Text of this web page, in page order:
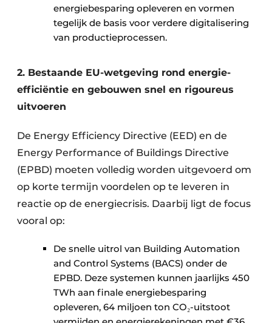
energiebesparing opleveren en vormen
tegelijk de basis voor verdere digitalisering
van productieprocessen.
2. Bestaande EU-wetgeving rond energie-
efficiëntie en gebouwen snel en rigoureus
uitvoeren
De Energy Efficiency Directive (EED) en de
Energy Performance of Buildings Directive
(EPBD) moeten volledig worden uitgevoerd om
op korte termijn voordelen op te leveren in
reactie op de energiecrisis. Daarbij ligt de focus
vooral op:
De snelle uitrol van Building Automation
and Control Systems (BACS) onder de
EPBD. Deze systemen kunnen jaarlijks 450
TWh aan finale energiebesparing
opleveren, 64 miljoen ton CO₂-uitstoot